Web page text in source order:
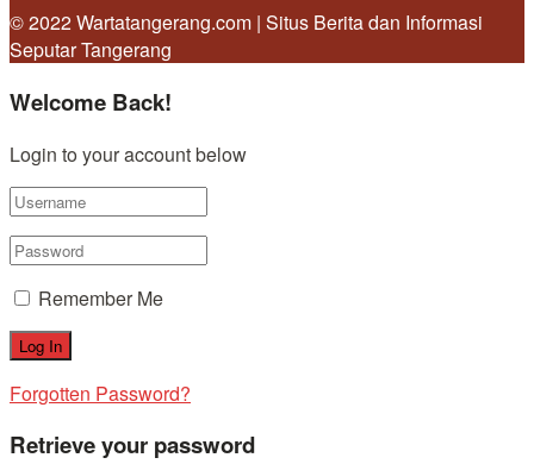
© 2022 Wartatangerang.com | Situs Berita dan Informasi
Seputar Tangerang
Welcome Back!
Login to your account below
Remember Me
Forgotten Password?
Retrieve your password